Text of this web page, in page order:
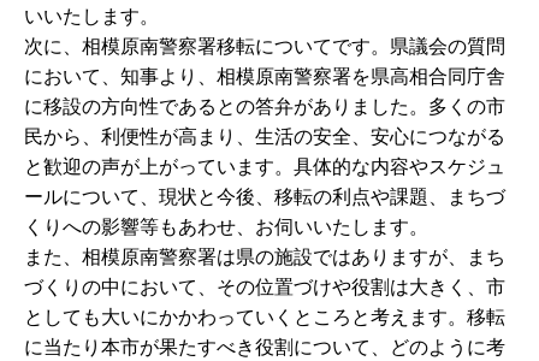
いいたします。
次に、相模原南警察署移転についてです。県議会の質問
において、知事より、相模原南警察署を県高相合同庁舎
に移設の方向性であるとの答弁がありました。多くの市
民から、利便性が高まり、生活の安全、安心につながる
と歓迎の声が上がっています。具体的な内容やスケジュ
ールについて、現状と今後、移転の利点や課題、まちづ
くりへの影響等もあわせ、お伺いいたします。
また、相模原南警察署は県の施設ではありますが、まち
づくりの中において、その位置づけや役割は大きく、市
としても大いにかかわっていくところと考えます。移転
に当たり本市が果たすべき役割について、どのように考